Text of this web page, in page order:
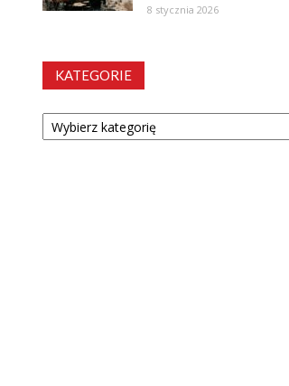
8 stycznia 2026
KATEGORIE
Kategorie